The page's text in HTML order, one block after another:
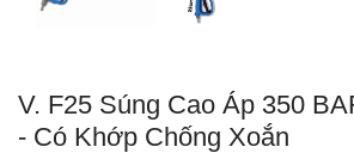
V. F25 Súng Cao Áp 350
- Có Khớp Chống Xoắn